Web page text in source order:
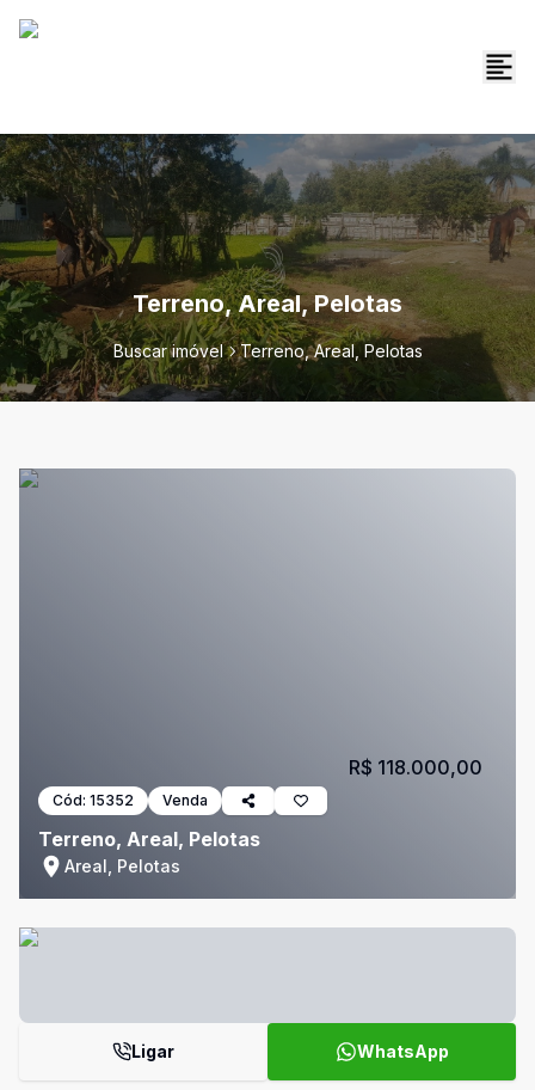
Terreno, Areal, Pelotas
Buscar imóvel Terreno, Areal, Pelotas
Cód: 15352 Venda
Terreno, Areal, Pelotas
Areal, Pelotas
R$ 118.000,00
Ligar WhatsApp